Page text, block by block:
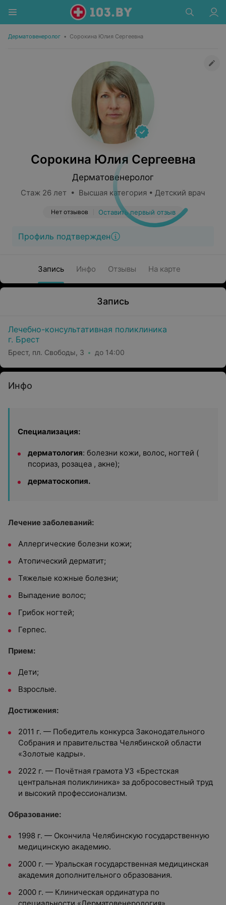
Дерматовенеролог • Сорокина Юлия Сергеевна
Сорокина Юлия Сергеевна
Дерматовенеролог
Стаж 26 лет • Высшая категория • Детский врач
Нет отзывов Оставить первый отзыв
Профиль подтвержден
Запись Инфо Отзывы На карте
Запись
Лечебно-консультативная поликлиника
г. Брест
Брест, пл. Свободы, 3 до 14:00
Инфо
Специализация:
дерматология: болезни кожи, волос, ногтей (
псориаз, розацеа , акне);
дерматоскопия.
Лечение заболеваний:
Аллергические болезни кожи;
Атопический дерматит;
Тяжелые кожные болезни;
Выпадение волос;
Грибок ногтей;
Герпес.
Прием:
Дети;
Взрослые.
Достижения:
2011 г. — Победитель конкурса Законодательного
Собрания и правительства Челябинской области
«Золотые кадры».
2022 г. — Почётная грамота УЗ «Брестская
центральная поликлиника» за добросовестный труд
и высокий профессионализм.
Образование:
1998 г. — Окончила Челябинскую государственную
медицинскую академию.
2000 г. — Уральская государственная медицинская
академия дополнительного образования.
2000 г. — Клиническая ординатура по